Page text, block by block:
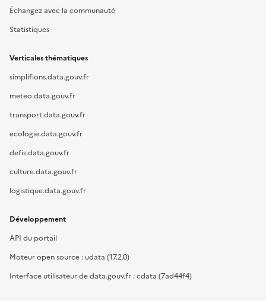
Échangez avec la communauté
Statistiques
Verticales thématiques
simplifions.data.gouv.fr
meteo.data.gouv.fr
transport.data.gouv.fr
ecologie.data.gouv.fr
defis.data.gouv.fr
culture.data.gouv.fr
logistique.data.gouv.fr
Développement
API du portail
Moteur open source : udata (17.2.0)
Interface utilisateur de data.gouv.fr : cdata (7ad44f4)